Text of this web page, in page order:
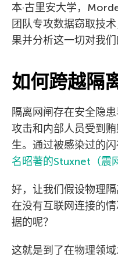
本·古里安大学，
团队专攻数据窃取技
果并分析这一切对我们
如何跨越隔
隔离网闸存在安全隐
攻击和内部人员受到
生。通过被感染过的
名昭著的Stuxnet（震
好，让我们假设物理
在没有互联网连接的
据的呢？
这就是到了在物理领